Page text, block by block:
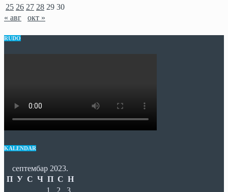
25 26 27 28 29 30
« авг
окт »
RUDO
KALENDAR
септембар 2023.
П У С Ч П С Н
1
2 3